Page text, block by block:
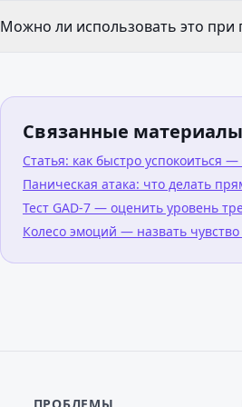
Можно ли использовать это при
Связанные материалы
Статья: как быстро успокоиться
Паническая атака: что делать
Тест GAD-7 — оценить уровень
Колесо эмоций — назвать